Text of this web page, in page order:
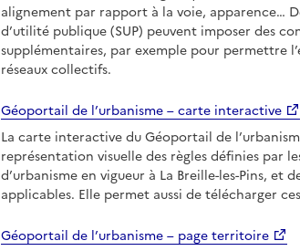
alignement par rapport à la voie, apparence…
d’utilité publique (SUP) peuvent imposer des
supplémentaires, par exemple pour permettre
réseaux collectifs.
Géoportail de l’urbanisme – carte interactive
La carte interactive du Géoportail de
représentation visuelle des règles définies par
d’urbanisme en vigueur à La Breille-les-Pins, et
applicables. Elle permet aussi de télécharger
Géoportail de l’urbanisme – page territoire